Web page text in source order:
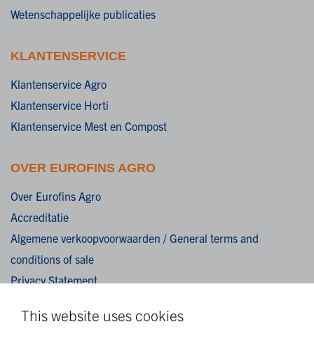
This website uses cookies
Wetenschappelijke publicaties
KLANTENSERVICE
Klantenservice Agro
Klantenservice Horti
Klantenservice Mest en Compost
OVER EUROFINS AGRO
Over Eurofins Agro
Accreditatie
Algemene verkoopvoorwaarden / General terms and
conditions of sale
Privacy Statement
Disclaimer